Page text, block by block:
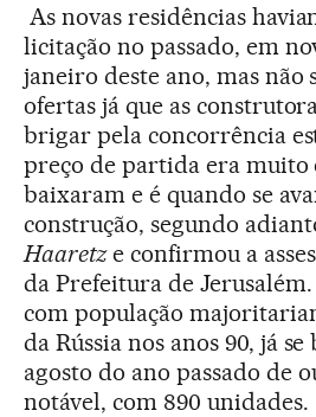
As novas residências
licitação no passado, em
janeiro deste ano, mas não
ofertas já que as
brigar pela concorrência
preço de partida era muito
baixaram e é quando se
construção, segundo
Haaretze confirmou a
da Prefeitura de
com população
da Rússia nos anos 90, já
agosto do ano passado de
notável, com 890 unidades.